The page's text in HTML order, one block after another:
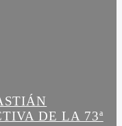
DE LA 73ª